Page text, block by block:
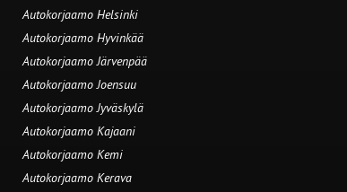
Autokorjaamo Helsinki
Autokorjaamo Hyvinkää
Autokorjaamo Järvenpää
Autokorjaamo Joensuu
Autokorjaamo Jyväskylä
Autokorjaamo Kajaani
Autokorjaamo Kemi
Autokorjaamo Kerava